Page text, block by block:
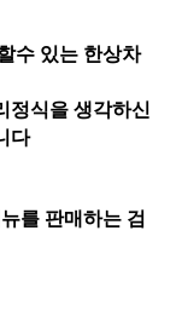
수 있는 한상차
정식을 생각하신
다
를 판매하는 검